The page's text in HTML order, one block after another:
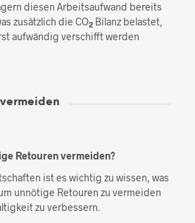
diesen Arbeitsaufwand bereits
zusätzlich die CO2 Bilanz belastet,
aufwändig verschifft werden
Retouren vermeiden?
ist es wichtig zu wissen, was
unnötige Retouren zu vermeiden
zu verbessern.